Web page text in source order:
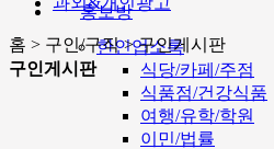
홍보방
한인업소록
식당/카페/주점
식품점/건강식품
여행/유학/학원
이민/법률
홈 > 구인/구직 > 구인게시판
구인게시판